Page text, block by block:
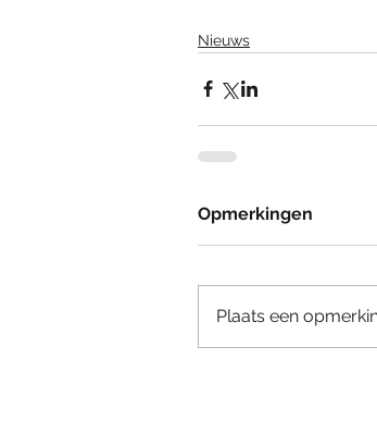
Nieuws
Opmerkingen
Plaats een